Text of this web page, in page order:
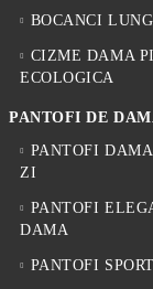
BOCANCI
CIZME DAMA
ECOLOGICA
PANTOFI DE
PANTOFI
ZI
PANTOFI
DAMA
PANTOFI